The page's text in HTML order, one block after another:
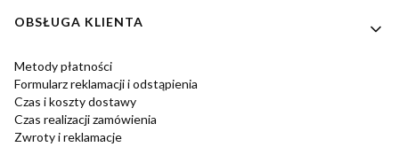
OBSŁUGA KLIENTA
Metody płatności
Formularz reklamacji i odstąpienia
Czas i koszty dostawy
Czas realizacji zamówienia
Zwroty i reklamacje